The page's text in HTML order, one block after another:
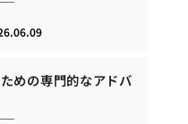
めの専門的なアドバ